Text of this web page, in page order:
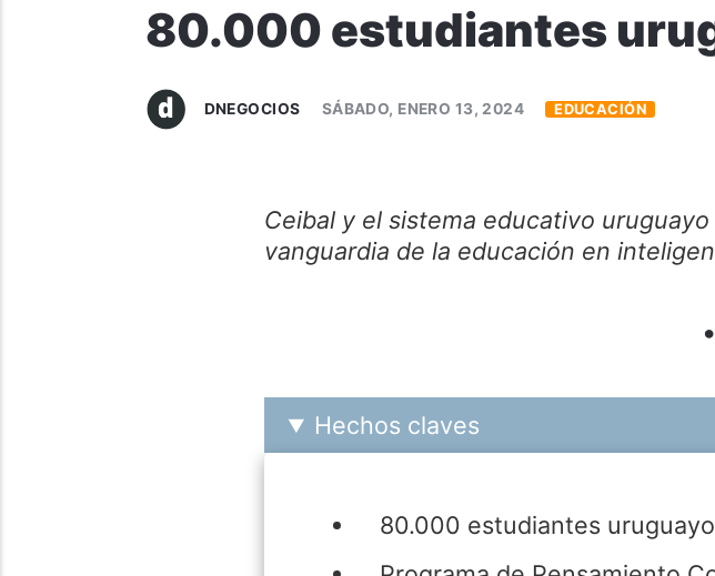
80.000 estudiantes
DNEGOCIOS SÁBADO, ENERO 13, 2024 EDUCACIÓN
Ceibal y el sistema educativo
vanguardia de la educación en
Hechos claves
80.000 estudiantes